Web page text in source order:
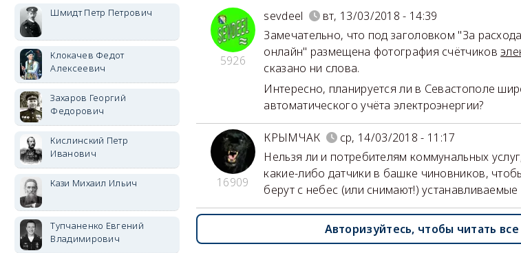
5926
sevdeel
вт, 13/03/2018 - 14:39
Замечательно, что под заголовком "За
онлайн" размещена фотография счётчиков
сказано ни слова.
Интересно, планируется ли в Севастополе
автоматического учёта электроэнергии?
16909
КРЫМЧАК
ср, 14/03/2018 - 11:17
Нельзя ли и потребителям коммунальных
какие-либо датчики в башке чиновников,
берут с небес (или снимают!)
Авторизуйтесь, чтобы читать
Шмидт Петр Петрович
Клокачев Федот
Алексеевич
Захаров Георгий
Федорович
Кислинский Петр
Иванович
Кази Михаил Ильич
Тупчаненко Евгений
Владимирович